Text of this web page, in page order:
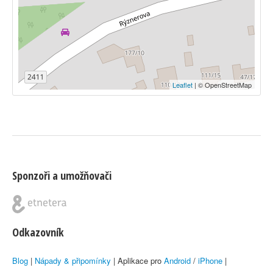
Leaflet | © OpenStreetMap
Sponzoři a umožňovači
Odkazovník
Blog | Nápady & připomínky | Aplikace pro Android / iPhone |